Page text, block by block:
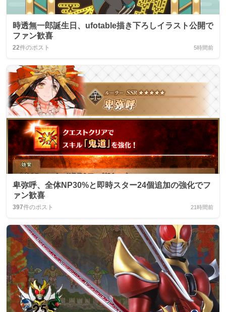
時透無一郎誕生日、ufotable描き下ろしイラスト公開で
ファン歓喜
22件のポスト 5時間前
卑弥呼、全体NP30%と即時スター24個追加の強化でフ
ァン歓喜
397件のポスト 21時間前